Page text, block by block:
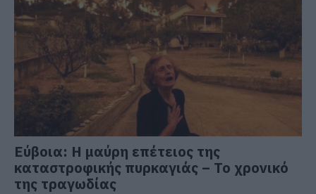
Εύβοια: Η μαύρη επέτειος της
καταστροφικής πυρκαγιάς – Το χρονικό
της τραγωδίας